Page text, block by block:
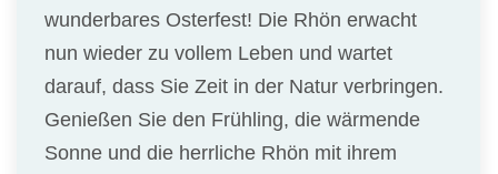
wunderbares Osterfest! Die Rhön erwacht
nun wieder zu vollem Leben und wartet
darauf, dass Sie Zeit in der Natur verbringen.
Genießen Sie den Frühling, die wärmende
Sonne und die herrliche Rhön mit ihrem